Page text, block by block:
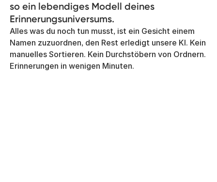
so ein lebendiges Modell deines
Erinnerungsuniversums.
Alles was du noch tun musst, ist ein Gesicht einem
Namen zuzuordnen, den Rest erledigt unsere KI. Kein
manuelles Sortieren. Kein Durchstöbern von Ordnern.
Erinnerungen in wenigen Minuten.